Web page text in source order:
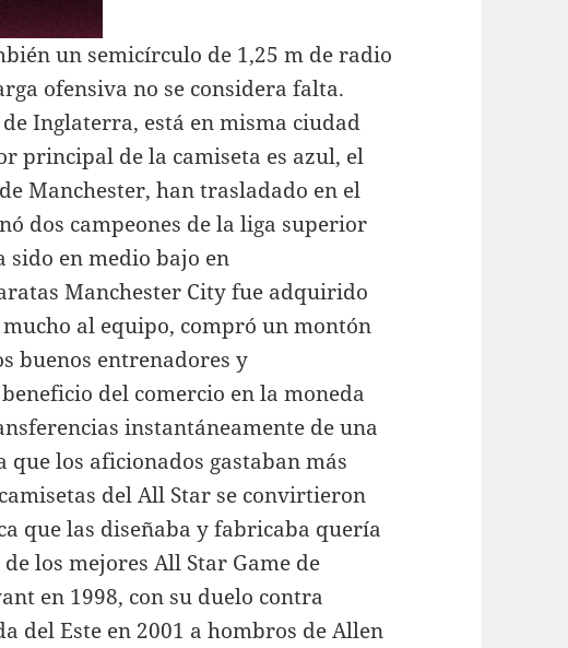
un semicírculo de 1,25 m de radio
ofensiva no se considera falta.
Inglaterra, está en misma ciudad
principal de la camiseta es azul, el
Manchester, han trasladado en el
dos campeones de la liga superior
sido en medio bajo en
Manchester City fue adquirido
al equipo, compró un montón
buenos entrenadores y
del comercio en la moneda
instantáneamente de una
los aficionados gastaban más
del All Star se convirtieron
que las diseñaba y fabricaba quería
los mejores All Star Game de
en 1998, con su duelo contra
del Este en 2001 a hombros de Allen